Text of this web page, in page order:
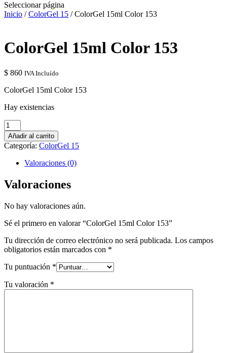
Seleccionar página
Inicio /ColorGel 15 / ColorGel 15ml Color 153
ColorGel 15ml Color 153
$ 860 IVA Incluído
ColorGel 15ml Color 153
Hay existencias
ColorGel
15ml
Color
153
cantidad
Añadir al carrito
Categoría: ColorGel 15
Valoraciones (0)
Valoraciones
No hay valoraciones aún.
Sé el primero en valorar “ColorGel 15ml Color 153”
Tu dirección de correo electrónico no será publicada. Los campos
obligatorios están marcados con *
Tu puntuación *
Tu valoración *